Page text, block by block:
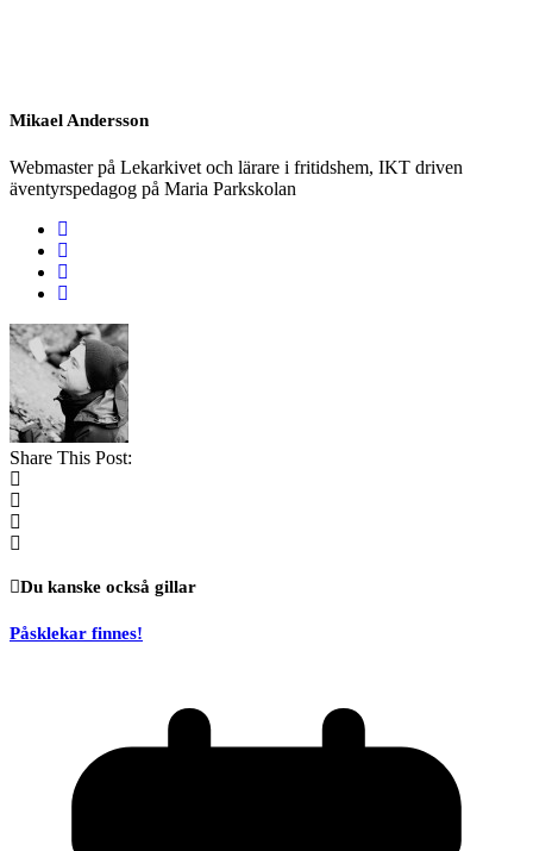
Mikael Andersson
Webmaster på Lekarkivet och lärare i fritidshem, IKT driven
äventyrspedagog på Maria Parkskolan
Share This Post:
Du kanske också gillar
Påsklekar finnes!